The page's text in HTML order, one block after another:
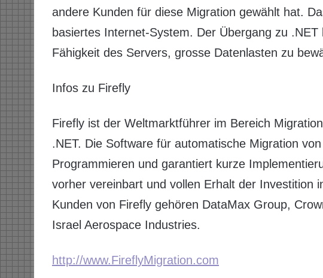
andere Kunden für diese Migration gewählt hat.
basiertes Internet-System. Der Übergang zu
Fähigkeit des Servers, grosse Datenlasten zu
Infos zu Firefly
Firefly ist der Weltmarktführer im Bereich
.NET. Die Software für automatische Migration
Programmieren und garantiert kurze
vorher vereinbart und vollen Erhalt der Investition
Kunden von Firefly gehören DataMax Group,
Israel Aerospace Industries.
http://www.FireflyMigration.com